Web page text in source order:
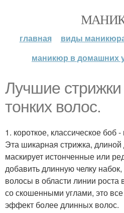
главная виды
маникюр в домашних
Лучшие
тонких волос.
1. короткое, классическое боб -
Эта шикарная стрижка,
маскирует истонченные или
добавить длинную челку
волосы в области линии роста
со скошенными углами, это
эффект более длинных волос.